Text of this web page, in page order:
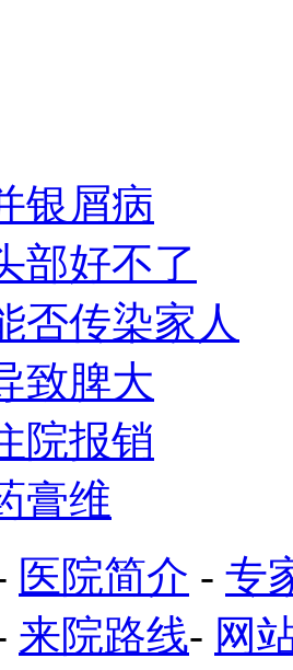
银屑病
部好不了
否传染家人
致脾大
院报销
膏维
医院简介 - 专
来院路线- 网